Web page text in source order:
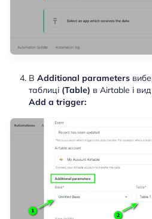
В Additional parameters
таблиці (Table) в Airtable і вид
Add a trigger: